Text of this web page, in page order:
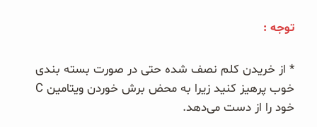
توجه :
* از خریدن کلم نصف شده حتی در صورت بسته بندی
خوب پرهیز کنید زیرا به محض برش خوردن ویتامین C
خود را از دست می‌دهد.